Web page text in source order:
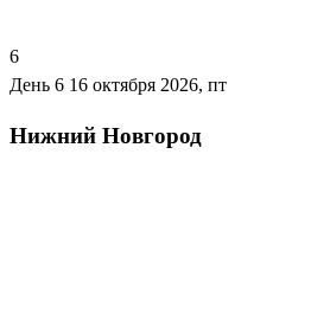
6
День 6 16 октября 2026, пт
Нижний Новгород